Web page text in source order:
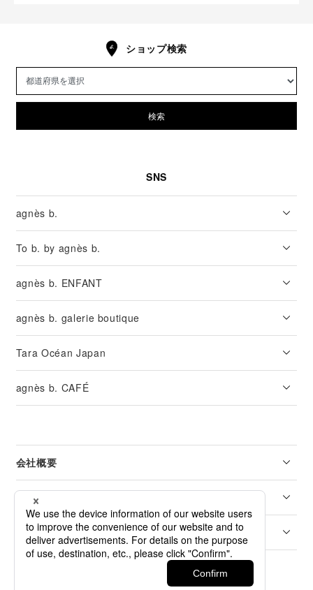
ショップ検索
検索
SNS
agnès b.
To b. by agnès b.
agnès b. ENFANT
agnès b. galerie boutique
Tara Océan Japan
agnès b. CAFÉ
会社概要
リーガル
カスタマーサービス